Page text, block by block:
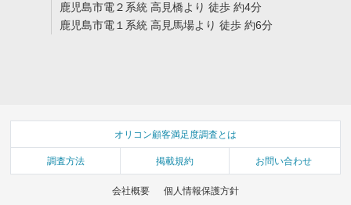
鹿児島市電２系統 高見橋より 徒歩 約4分
鹿児島市電１系統 高見馬場より 徒歩 約6分
オリコン顧客満足度調査とは
調査方法 掲載規約 お問い合わせ
会社概要 個人情報保護方針